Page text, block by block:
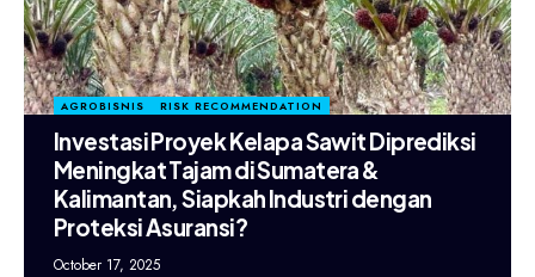
AGROBISNIS RISK RECOMMENDATION
Investasi Proyek Kelapa Sawit Diprediksi
Meningkat Tajam di Sumatera &
Kalimantan, Siapkah Industri dengan
Proteksi Asuransi?
October 17, 2025